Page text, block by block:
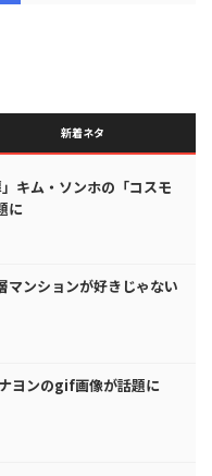
新着ネタ
キム・ソンホの「コスモ
に
マンションが好きじゃない
ヨンのgif画像が話題に